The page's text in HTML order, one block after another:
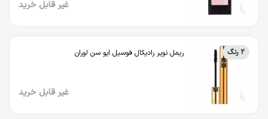
غیر قابل خرید
2 رنگ ریمل نویر رادیکال فوسیل ایو سن لوران
غیر قابل خرید